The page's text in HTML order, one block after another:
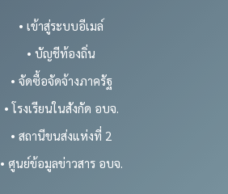
• เข้าสู่ระบบอีเมล์
• บัญชีท้องถิ่น
• จัดซื้อจัดจ้างภาครัฐ
• โรงเรียนในสังกัด อบจ.
• สถานีขนส่งแห่งที่ 2
• ศูนย์ข้อมูลข่าวสาร อบจ.